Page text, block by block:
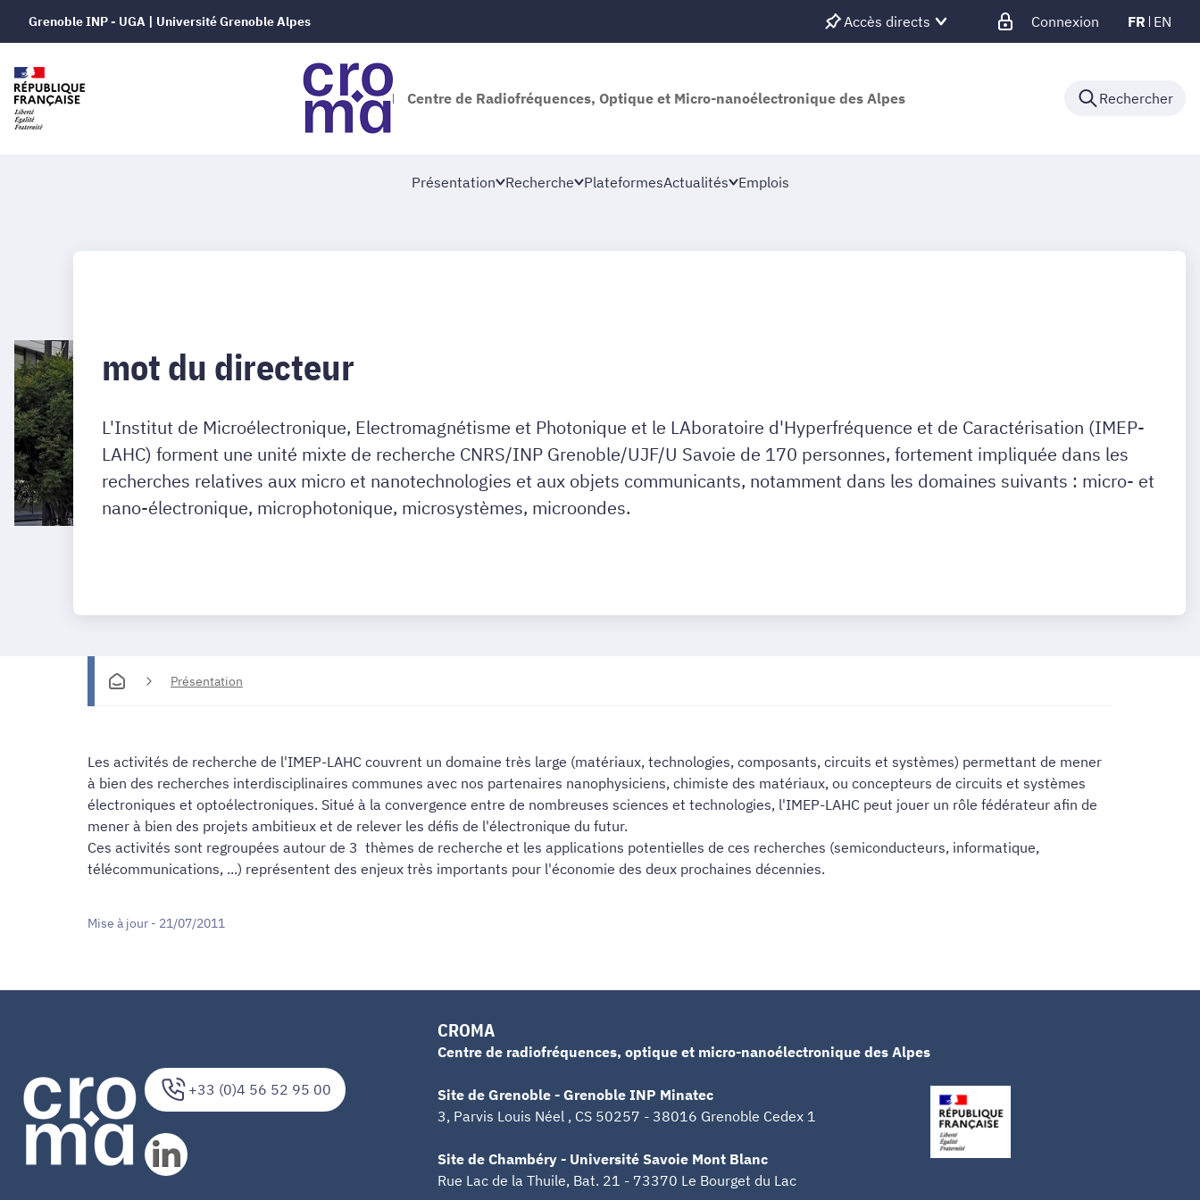
Grenoble INP - UGA | Université Grenoble Alpes Accès directs Connexion FR EN
Centre de Radiofréquences, Optique et Micro-nanoélectronique des Alpes Rechercher
Présentation Recherche PlateformesActualités Emplois
mot du directeur
L'Institut de Microélectronique, Electromagnétisme et Photonique et le LAboratoire d'Hyperfréquence et de Caractérisation (IMEP-
LAHC) forment une unité mixte de recherche CNRS/INP Grenoble/UJF/U Savoie de 170 personnes, fortement impliquée dans les
recherches relatives aux micro et nanotechnologies et aux objets communicants, notamment dans les domaines suivants : micro- et
nano-électronique, microphotonique, microsystèmes, microondes.
Présentation
Les activités de recherche de l'IMEP-LAHC couvrent un domaine très large (matériaux, technologies, composants, circuits et systèmes) permettant de mener
à bien des recherches interdisciplinaires communes avec nos partenaires nanophysiciens, chimiste des matériaux, ou concepteurs de circuits et systèmes
électroniques et optoélectroniques. Situé à la convergence entre de nombreuses sciences et technologies, l'IMEP-LAHC peut jouer un rôle fédérateur afin de
mener à bien des projets ambitieux et de relever les défis de l'électronique du futur.
Ces activités sont regroupées autour de 3 thèmes de recherche et les applications potentielles de ces recherches (semiconducteurs, informatique,
télécommunications, ...) représentent des enjeux très importants pour l'économie des deux prochaines décennies.
Mise à jour - 21/07/2011
+33 (0)4 56 52 95 00
CROMA
Centre de radiofréquences, optique et micro-nanoélectronique des Alpes
Site de Grenoble - Grenoble INP Minatec
3, Parvis Louis Néel , CS 50257 - 38016 Grenoble Cedex 1
Site de Chambéry - Université Savoie Mont Blanc
Rue Lac de la Thuile, Bat. 21 - 73370 Le Bourget du Lac